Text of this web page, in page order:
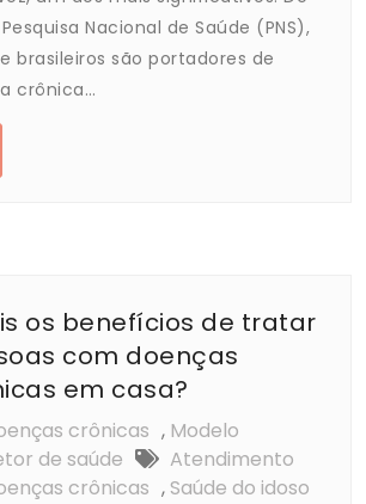
Nacional de Saúde (PNS),
brasileiros são portadores de
crônica…
os benefícios de tratar
com doenças
em casa?
crônicas , Modelo
de saúde
Atendimento
crônicas , Saúde do idoso